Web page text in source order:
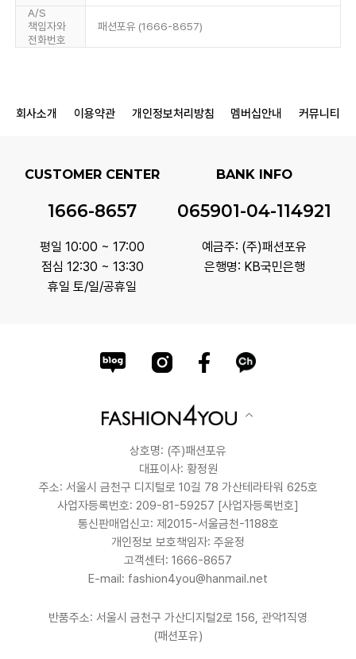
A/S
책임자와
전화번호
패션포유 (1666-8657)
회사소개 이용약관 개인정보처리방침 멤버십안내 커뮤니티
CUSTOMER CENTER
1666-8657
평일 10:00 ~ 17:00
점심 12:30 ~ 13:30
휴일 토/일/공휴일
BANK INFO
065901-04-114921
예금주: (주)패션포유
은행명: KB국민은행
상호명: (주)패션포유
대표이사: 황정원
주소: 서울시 금천구 디지털로 10길 78 가산테라타워 625호
사업자등록번호: 209-81-59257 [사업자등록번호]
통신판매업신고: 제2015-서울금천-1188호
개인정보 보호책임자: 주윤정
고객센터: 1666-8657
E-mail: fashion4you@hanmail.net
반품주소: 서울시 금천구 가산디지털2로 156, 관악1직영
(패션포유)